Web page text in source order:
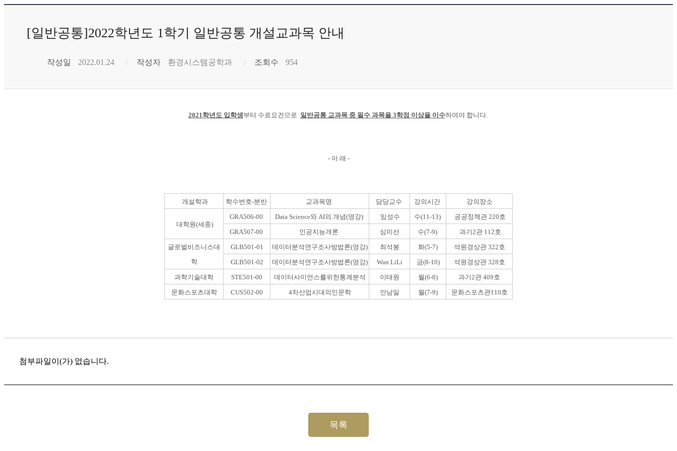
[일반공통]2022학년도 1학기 일반공통 개설교과목 안내
작성일 2022.01.24 작성자 환경시스템공학과 조회수 954
2021학년도 입학생부터 수료요건으로 일반공통 교과목 중 필수 과목을 3학점 이상을 이수하여야 합니다.
- 아 래 -
개설학과 학수번호-분반 교과목명 담당교수 강의시간 강의장소
대학원(세종)
GRA506-00 Data Science와 AI의 개념(영강) 임성수 수(11-13)
공공정책관 220호
GRA507-00
인공지능개론 심미선 수(7-9)
과기2관 112호
글로벌비즈니스대
학
GLB501-01 데이터분석연구조사방법론(영강) 최석봉 화(5-7)
석원경상관 322호
GLB501-02
데이터분석연구조사방법론(영강) Wan LiLi 금(8-10)
석원경상관 328호
과학기술대학
STE501-00 데이터사이언스를위한통계분석 이태원 월(6-8)
과기2관 409호
문화스포츠대학
CUS502-00 4차산업시대의인문학 안남일 월(7-9) 문화스포츠관110호
첨부파일이(가) 없습니다.